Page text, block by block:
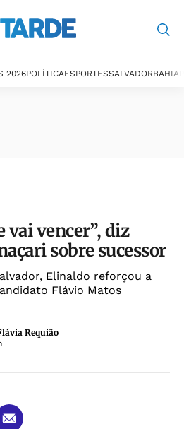
2026POLÍTICAESPORTESSALVADORBAHIA
vai vencer”, diz
sobre sucessor
Elinaldo reforçou a
Flávio Matos
Requião